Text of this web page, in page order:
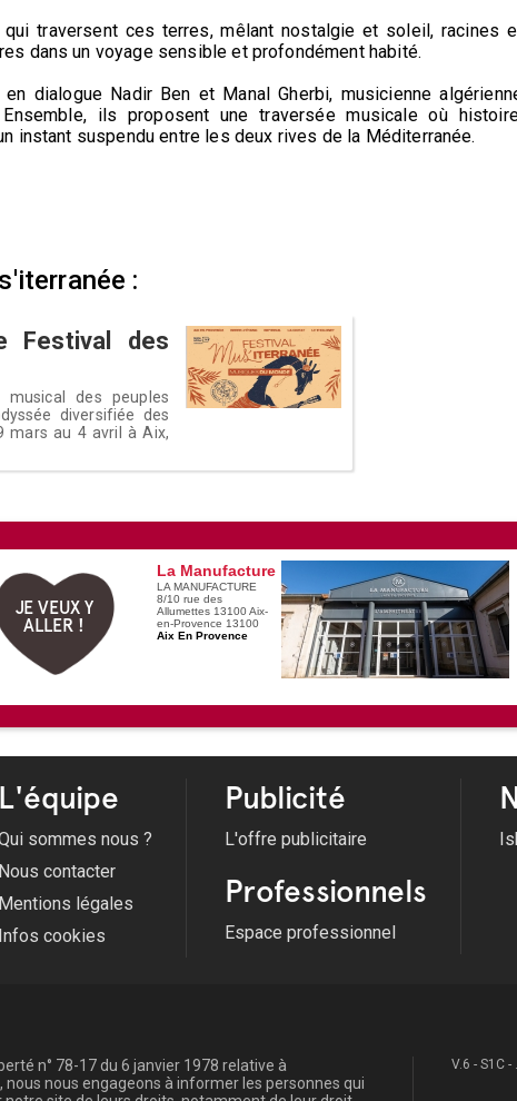
traversent ces terres, mêlant nostalgie et soleil, racines
dans un voyage sensible et profondément habité.
dialogue Nadir Ben et Manal Gherbi, musicienne
ils proposent une traversée musicale où
instant suspendu entre les deux rives de la Méditerranée.
:
Festival des
musical des peuples
diversifiée des
mars au 4 avril à Aix,
JE VEUX Y
ALLER !
La Manufacture
LA MANUFACTURE
8/10 rue des
Allumettes 13100 Aix-
en-Provence 13100
Aix En Provence
L'équipe
sommes nous ?
Nous contacter
Mentions légales
Infos cookies
Publicité
L'offre publicitaire
Professionnels
Espace professionnel
n° 78-17 du 6 janvier 1978 relative à
nous engageons à informer les personnes qui
V.6 - S1C